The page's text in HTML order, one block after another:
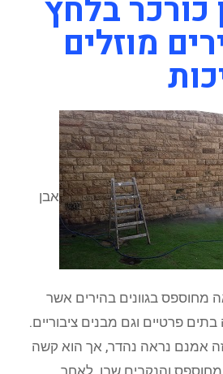
כורכר בלחץ
מוזלים
אבן
מחוספס בגוונים בהירים אשר
פרטיים וגם מבנים ציבוריים.
אמנם נראה נהדר, אך הוא קשה